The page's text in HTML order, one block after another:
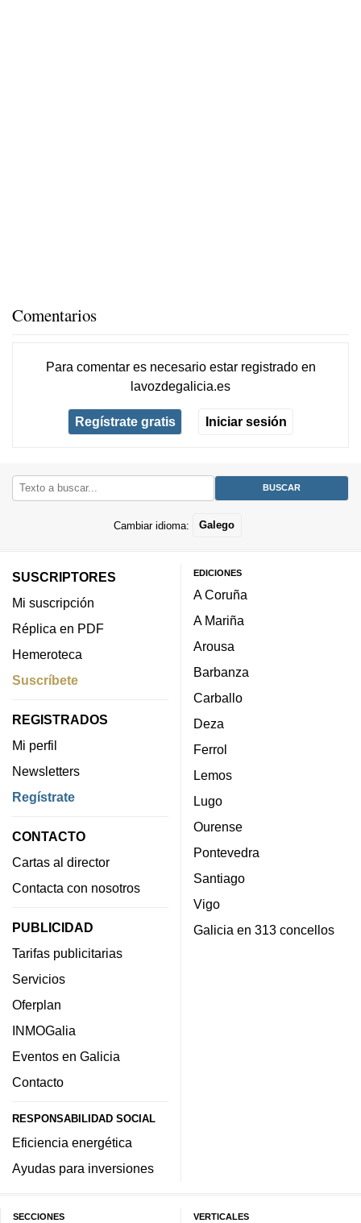
Comentarios
Para comentar es necesario estar registradoen
lavozdegalicia.es
Regístrate gratis Iniciar sesión
Cambiar idioma: Galego
SUSCRIPTORES
Mi suscripción
Réplica en PDF
Hemeroteca
Suscríbete
REGISTRADOS
Mi perfil
Newsletters
Regístrate
CONTACTO
Cartas al director
Contacta con nosotros
PUBLICIDAD
Tarifas publicitarias
Servicios
Oferplan
INMOGalia
Eventos en Galicia
Contacto
RESPONSABILIDAD SOCIAL
Eficiencia energética
Ayudas para inversiones
EDICIONES
A Coruña
A Mariña
Arousa
Barbanza
Carballo
Deza
Ferrol
Lemos
Lugo
Ourense
Pontevedra
Santiago
Vigo
Galicia en 313 concellos
SECCIONES VERTICALES